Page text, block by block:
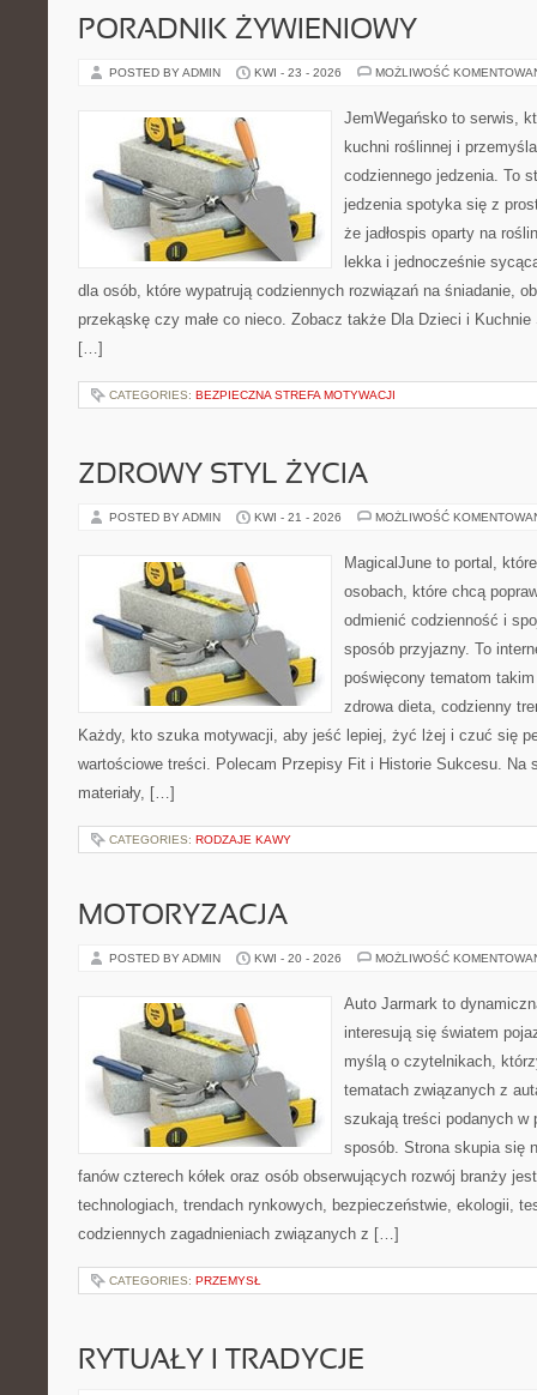
PORADNIK ŻYWIENIOWY
POSTED BY ADMIN KWI - 23 - 2026 MOŻLIWOŚĆ
JemWegańsko to serwis,
kuchni roślinnej i
codziennego jedzenia. To
jedzenia spotyka się z
że jadłospis oparty na
lekka i jednocześnie
dla osób, które wypatrują codziennych rozwiązań na śniadanie,
przekąskę czy małe co nieco. Zobacz także Dla Dzieci i
[…]
CATEGORIES: BEZPIECZNA STREFA MOTYWACJI
ZDROWY STYL ŻYCIA
POSTED BY ADMIN KWI - 21 - 2026 MOŻLIWOŚĆ
MagicalJune to portal,
osobach, które chcą
odmienić codzienność i
sposób przyjazny. To
poświęcony tematom
zdrowa dieta, codzienny
Każdy, kto szuka motywacji, aby jeść lepiej, żyć lżej i czuć się
wartościowe treści. Polecam Przepisy Fit i Historie Sukcesu. Na
materiały, […]
CATEGORIES: RODZAJE KAWY
MOTORYZACJA
POSTED BY ADMIN KWI - 20 - 2026 MOŻLIWOŚĆ
Auto Jarmark to
interesują się światem
myślą o czytelnikach,
tematach związanych z
szukają treści podanych w
sposób. Strona skupia się
fanów czterech kółek oraz osób obserwujących rozwój branży
technologiach, trendach rynkowych, bezpieczeństwie, ekologii,
codziennych zagadnieniach związanych z […]
CATEGORIES: PRZEMYSŁ
RYTUAŁY I TRADYCJE